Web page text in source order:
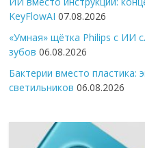
KeyFlowAI 07.08.2026
«Умная» щётка Philips с ИИ
зубов 06.08.2026
Бактерии вместо пластика:
светильников 06.08.2026